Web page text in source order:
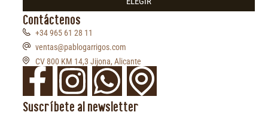
Contáctenos
+34 965 61 28 11
ventas@pablogarrigos.com
CV 800 KM 14,3 Jijona, Alicante
Suscríbete al newsletter